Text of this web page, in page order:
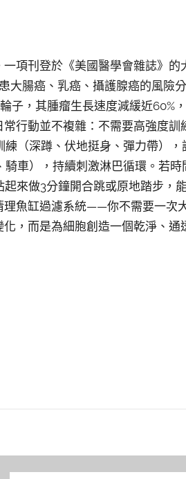
項刊登於《美國醫學會雜誌》的
腸癌、乳癌、攝護腺癌的風險分
子，其腫瘤生長速度減緩近60%
行動並不複雜：不需要高強度訓
（深蹲、伏地挺身、彈力帶），
車），持續刺激淋巴循環。若
來做3分鐘開合跳或原地踏步，
魚缸過濾系統——你不需要一次
，而是為細胞創造一個乾淨、通